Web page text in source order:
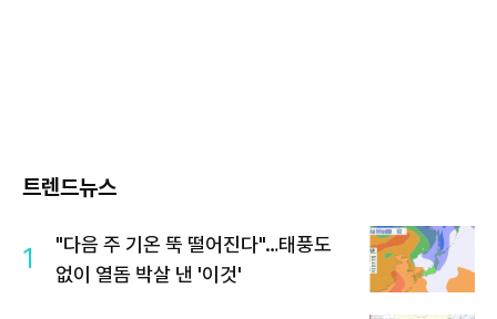
트렌드뉴스
1
"다음 주 기온 뚝 떨어진다"…태풍도
없이 열돔 박살 낸 '이것'